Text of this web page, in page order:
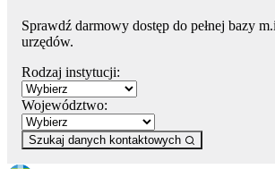
Sprawdź darmowy dostęp do pełnej bazy
urzędów.
Rodzaj instytucji:
Województwo:
Szukaj danych kontaktowych